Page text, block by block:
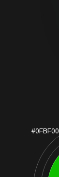
#0FBF00